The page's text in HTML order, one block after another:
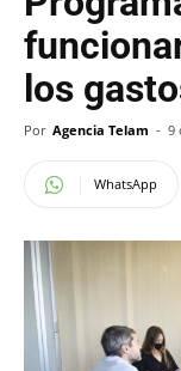
los
Por Agencia Telam - 9
WhatsApp